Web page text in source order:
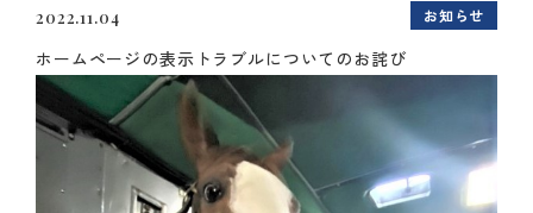
2022.11.04 お知らせ
ホームページの表示トラブルについてのお詫び